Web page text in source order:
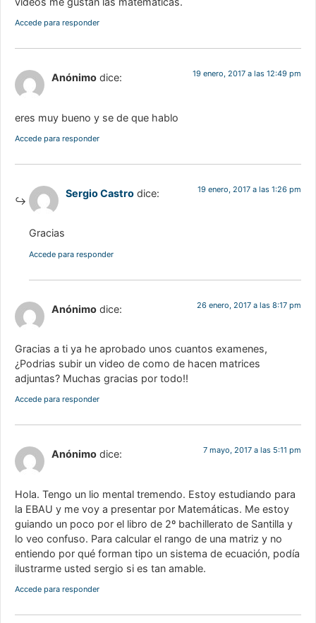
Accede para responder
Anónimo dice: 19 enero, 2017 a las 12:49 pm
eres muy bueno y se de que hablo
Accede para responder
Sergio Castro dice: 19 enero, 2017 a las 1:26 pm
Gracias
Accede para responder
Anónimo dice: 26 enero, 2017 a las 8:17 pm
Gracias a ti ya he aprobado unos cuantos examenes,
¿Podrias subir un video de como de hacen matrices
adjuntas? Muchas gracias por todo!!
Accede para responder
Anónimo dice: 7 mayo, 2017 a las 5:11 pm
Hola. Tengo un lio mental tremendo. Estoy estudiando para
la EBAU y me voy a presentar por Matemáticas. Me estoy
guiando un poco por el libro de 2º bachillerato de Santilla y
lo veo confuso. Para calcular el rango de una matriz y no
entiendo por qué forman tipo un sistema de ecuación, podía
ilustrarme usted sergio si es tan amable.
Accede para responder